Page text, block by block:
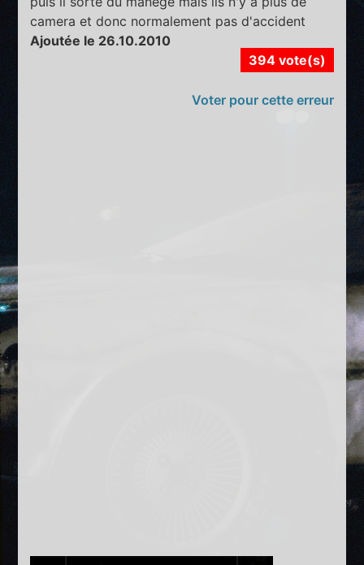
camera et donc normalement pas d'accident
Ajoutée le 26.10.2010
394 vote(s)
Voter pour cette erreur